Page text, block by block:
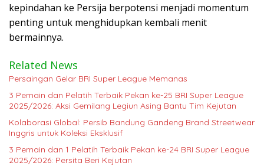
kepindahan ke Persija berpotensi menjadi momentum
penting untuk menghidupkan kembali menit
bermainnya.
Related News
Persaingan Gelar BRI Super League Memanas
3 Pemain dan Pelatih Terbaik Pekan ke-25 BRI Super League
2025/2026: Aksi Gemilang Legiun Asing Bantu Tim Kejutan
Kolaborasi Global: Persib Bandung Gandeng Brand Streetwear
Inggris untuk Koleksi Eksklusif
3 Pemain dan 1 Pelatih Terbaik Pekan ke-24 BRI Super League
2025/2026: Persita Beri Kejutan